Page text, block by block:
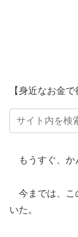
【身近なお金
もうすぐ、か
今までは、こ
いた。